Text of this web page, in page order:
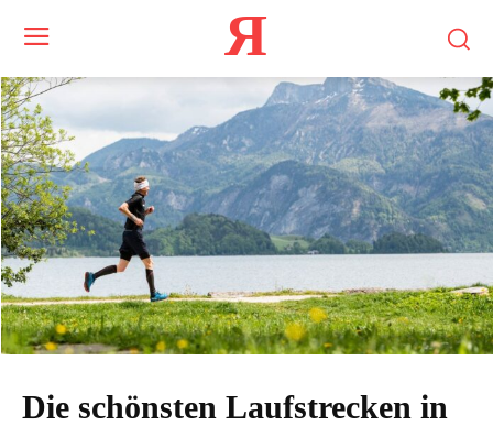
Я
Die schönsten Laufstrecken in